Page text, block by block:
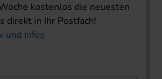
kostenlos die neuesten
direkt in Ihr Postfach!
und Infos